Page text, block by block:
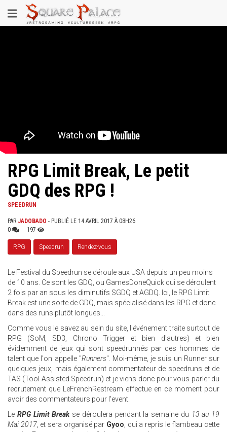
au
contenu
Toggle
navigation
RPG Limit Break, Le petit
GDQ des RPG !
SPEEDRUN
PAR JADOBADO - PUBLIÉ LE 14 AVRIL 2017 À 08H26
0
197
RPG Speedrun Rendez-vous
Le Festival du Speedrun se déroule aux USA depuis un peu moins
de 10 ans. Ce sont les GDQ, ou GamesDoneQuick qui se déroulent
2 fois par an sous les diminutifs SGDQ et AGDQ. Ici, le RPG Limit
Break est une sorte de GDQ, mais spécialisé dans les RPG et donc
dans des runs plutôt longues...
Comme vous le savez au sein du site, l'événement traite surtout de
RPG (SoM, SD3, Chrono Trigger et bien d'autres) et bien
évidemment de jeux qui sont speedrunnés par ces hommes de
talent que l'on appelle "Runners". Moi-même, je suis un Runner sur
quelques jeux, mais également commentateur de speedruns et de
TAS (Tool Assisted Speedrun) et je viens donc pour vous parler du
recrutement que LeFrenchRestream effectue en ce moment pour
avoir des commentateurs pour l'event.
Le RPG Limit Breakse déroulera pendant la semaine du 13 au 19
Mai 2017, et sera organisé par Gyoo , qui a repris le flambeau cette